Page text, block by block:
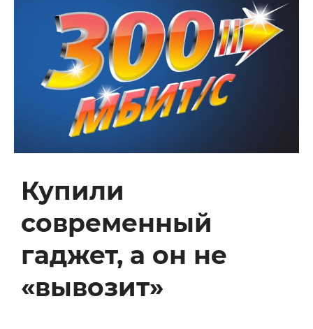
Купили
современный
гаджет, а он не
«вывозит»